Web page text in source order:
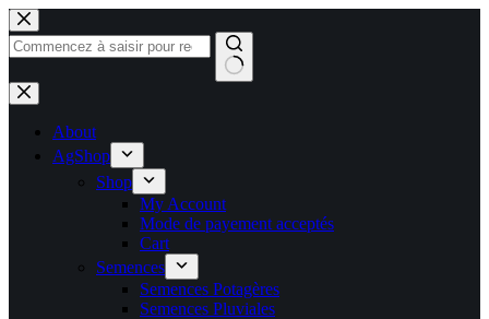
Passer
au
contenu
Aucun
résultat
About
AgShop
Shop
My Account
Mode de payement acceptés
Cart
Semences
Semences Potagères
Semences Pluviales